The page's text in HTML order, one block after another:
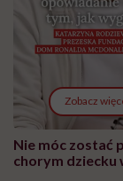
Zobacz
Nie móc zostać
chorym dziecku